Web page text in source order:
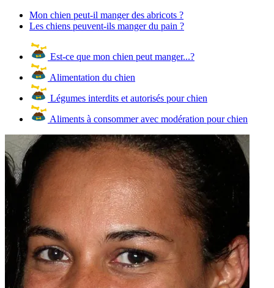
Mon chien peut-il manger des abricots ?
Les chiens peuvent-ils manger du pain ?
Est-ce que mon chien peut manger...?
Alimentation du chien
Légumes interdits et autorisés pour chien
Aliments à consommer avec modération pour chien